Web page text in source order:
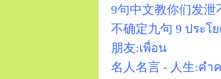
9句中文教你们发
不确定九句 9 ประโ
朋友:เพื่อน
名人名言 - 人生:ค